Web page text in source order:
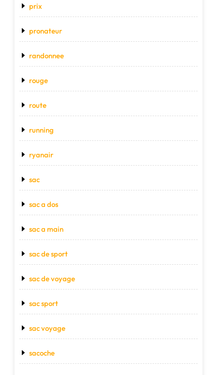
prix
pronateur
randonnee
rouge
route
running
ryanair
sac
sac a dos
sac a main
sac de sport
sac de voyage
sac sport
sac voyage
sacoche